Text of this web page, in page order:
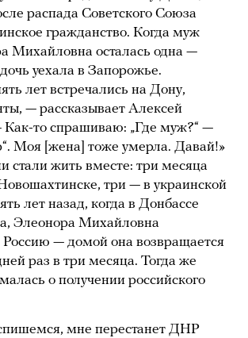
распада Советского Союза
гражданство. Когда муж
Михайловна осталась одна —
уехала в Запорожье.
лет встречались на Дону,
— рассказывает Алексей
Как-то спрашиваю: „Где муж?“ —
Моя [жена] тоже умерла. Давай!»
стали жить вместе: три месяца
три — в украинской
лет назад, когда в Донбассе
Элеонора Михайловна
Россию — домой она возвращается
раз в три месяца. Тогда же
о получении российского
мне перестанет ДНР